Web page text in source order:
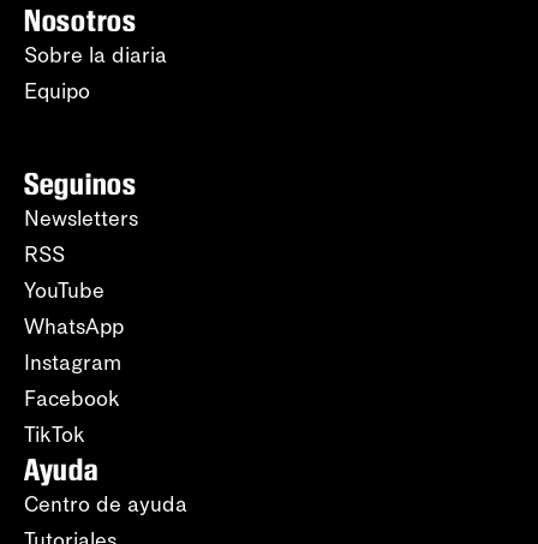
Nosotros
Sobre la diaria
Equipo
Seguinos
Newsletters
RSS
YouTube
WhatsApp
Instagram
Facebook
TikTok
Ayuda
Centro de ayuda